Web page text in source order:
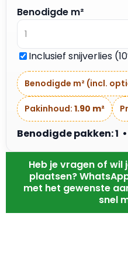
Benodigde m²
Inclusief snijverlies
Benodigde m² (incl.
Pakinhoud: 1.90 m²
Benodigde pakken: 1
Heb je vragen of wil
plaatsen?
met het gewenste
snel